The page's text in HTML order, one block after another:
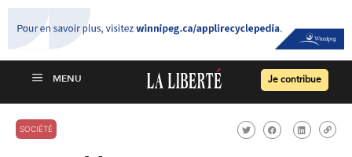
Je contribue
SOCIÉTÉ